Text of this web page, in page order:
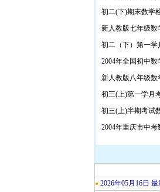
初二(下)期末数学
新人教版七年级数
初二（下）第一学
2004年全国初中
新人教版八年级数
初三(上)第一学月
初三(上)半期考试
2004年重庆市中
● 2026年05月16日